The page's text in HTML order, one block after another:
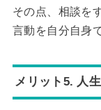
その点、相談を
言動を自分自身
メリット5. 人